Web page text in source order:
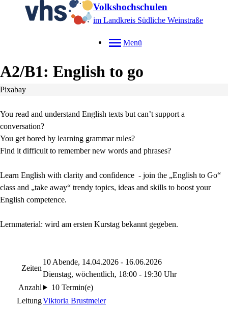
Volkshochschulen
im Landkreis Südliche Weinstraße
Menü
A2/B1: English to go
Pixabay
You read and understand English texts but can’t support a
conversation?
You get bored by learning grammar rules?
Find it difficult to remember new words and phrases?
Learn English with clarity and confidence - join the „English to Go“
class and „take away“ trendy topics, ideas and skills to boost your
English competence.
Lernmaterial: wird am ersten Kurstag bekannt gegeben.
Zeiten
10 Abende, 14.04.2026 - 16.06.2026
Dienstag, wöchentlich, 18:00 - 19:30 Uhr
Anzahl
10 Termin(e)
LeitungViktoria Brustmeier